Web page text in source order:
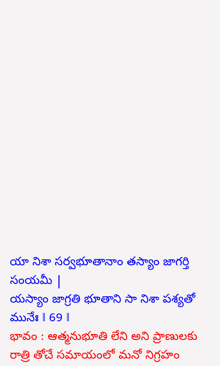
యా నిశా సర్వభూతానాం తస్యాం జాగర్తి
సంయమీ |
యస్యాం జాగ్రతి భూతాని సా నిశా పశ్యతో
మునేః ‖ 69 ‖
భావం : ఆత్మనుభూతి లేని అని ప్రాణులకు
రాత్రి తోచే సమాయంలో మనో నిగ్రహం